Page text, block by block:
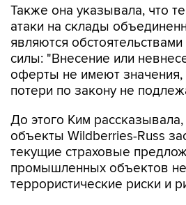
Также она указывала, что
атаки на склады
являются
силы: "Внесение или
оферты не имеют значения,
потери по закону не
До этого Ким рассказывала,
объекты Wildberries-Russ
текущие страховые
промышленных объектов
террористические риски и